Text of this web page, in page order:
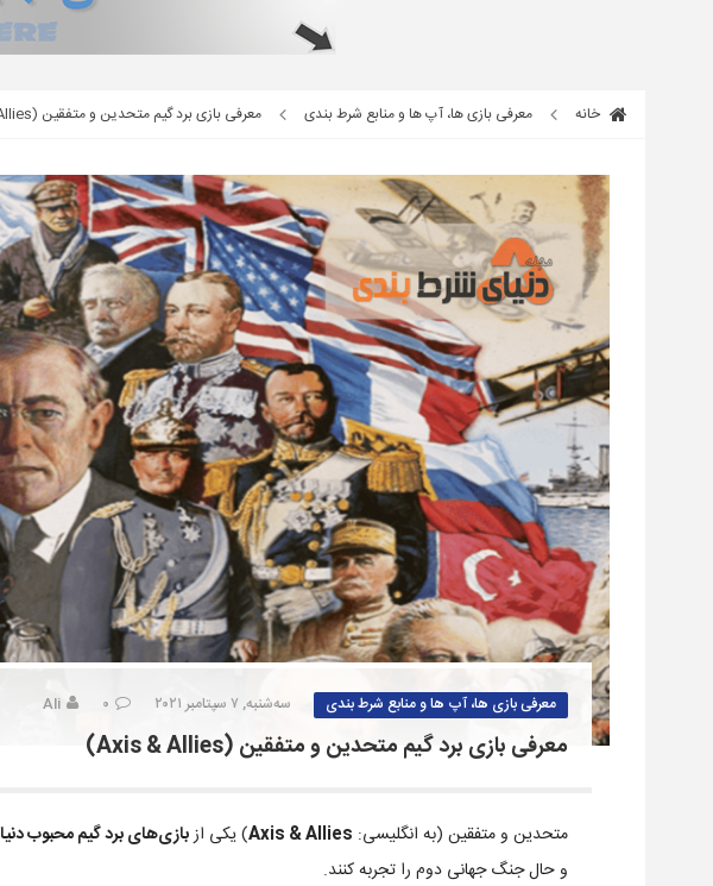
خانه معرفی بازی ها، آپ ها و منابع شرط بندی معرفی بازی برد گیم متحدین و متفقین (Axis & Allies)
معرفی بازی ها، آپ ها و منابع شرط بندی سه‌شنبه, ۷ سپتامبر ۲۰۲۱ ۰ Ali
معرفی بازی برد گیم متحدین و متفقین (Axis & Allies)
متحدین و متفقین (به انگلیسی: Axis & Allies) یکی ازبازی‌های برد گیم محبوب دنیا
و حال جنگ جهانی دوم را تجربه کنند.